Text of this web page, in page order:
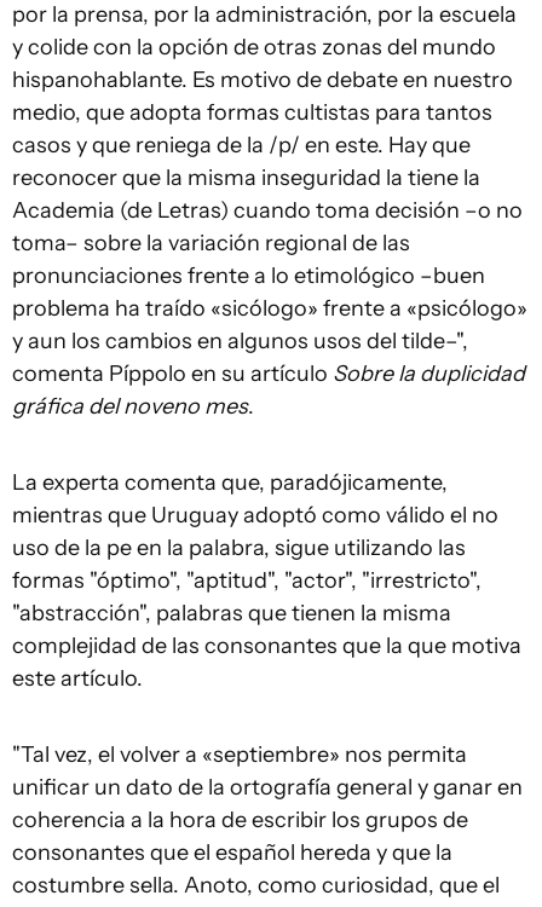
por la prensa, por la administración, por la escuela
y colide con la opción de otras zonas del mundo
hispanohablante. Es motivo de debate en nuestro
medio, que adopta formas cultistas para tantos
casos y que reniega de la /p/ en este. Hay que
reconocer que la misma inseguridad la tiene la
Academia (de Letras) cuando toma decisión –o no
toma– sobre la variación regional de las
pronunciaciones frente a lo etimológico –buen
problema ha traído «sicólogo» frente a «psicólogo»
y aun los cambios en algunos usos del tilde–",
comenta Píppolo en su artículo Sobre la duplicidad
gráfica del noveno mes.
La experta comenta que, paradójicamente,
mientras que Uruguay adoptó como válido el no
uso de la pe en la palabra, sigue utilizando las
formas "óptimo", "aptitud", "actor", "irrestricto",
"abstracción", palabras que tienen la misma
complejidad de las consonantes que la que motiva
este artículo.
"Tal vez, el volver a «septiembre» nos permita
unificar un dato de la ortografía general y ganar en
coherencia a la hora de escribir los grupos de
consonantes que el español hereda y que la
costumbre sella. Anoto, como curiosidad, que el